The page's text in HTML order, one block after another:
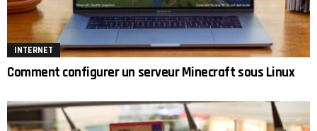
INTERNET
Comment configurer un serveur Minecraft sous Linux